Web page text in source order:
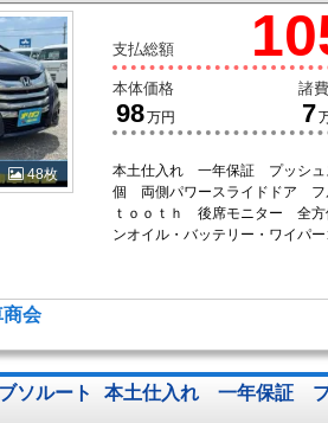
48枚
支払総額
本体価格
98万円
諸
7
本土仕入れ 一年保証 プッシュ
個 両側パワースライドドア フ
ｔｏｏｔｈ 後席モニター 全
ンオイル・バッテリー・ワイパ
商会
ソルート 本土仕入れ 一年保証